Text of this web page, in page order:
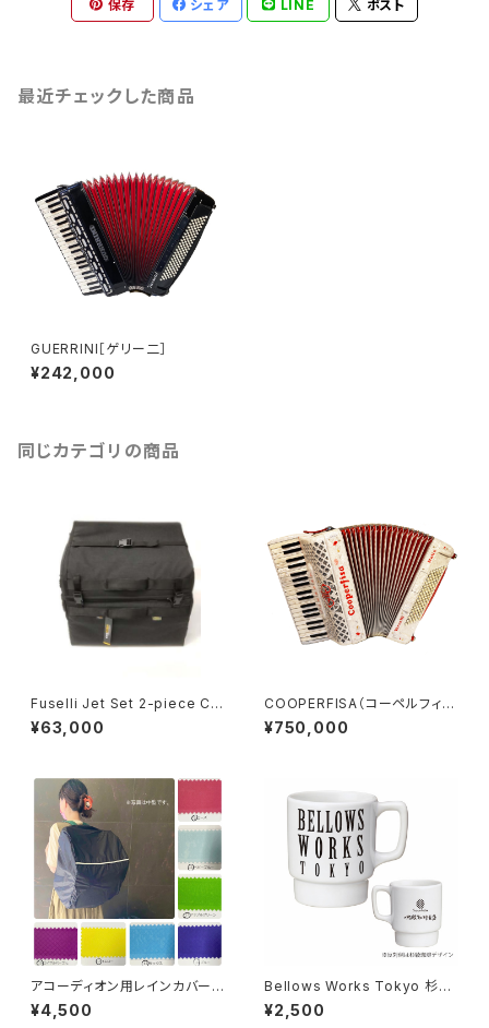
保存 シェア LINE ポスト
最近チェックした商品
GUERRINI［ゲリー二］
¥242,000
同じカテゴリの商品
Fuselli Jet Set 2-piece Chr
omatic Accordion Gig-Bag
（フセリ ジェット セット 2ピース
¥63,000
COOPERFISA（コーペルフィ
サ）
¥750,000
アコーディオン用レインカバー
中型 カラーオーダー【ドイツ水
害チャリティ商品】
¥4,500
Bellows Works Tokyo 杉綾
珈琲豆店 マグカップ
¥2,500